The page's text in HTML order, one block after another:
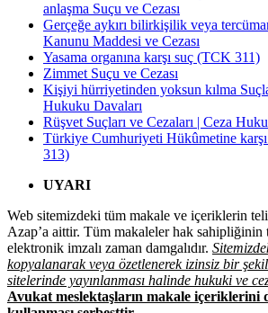
anlaşma Suçu ve Cezası
Gerçeğe aykırı bilirkişilik veya
Kanunu Maddesi ve Cezası
Yasama organına karşı suç (TCK 311)
Zimmet Suçu ve Cezası
Kişiyi hürriyetinden yoksun kılma
Hukuku Davaları
Rüşvet Suçları ve Cezaları | Ceza
Türkiye Cumhuriyeti Hükûmetine
313)
UYARI
Web sitemizdeki tüm makale ve içeriklerin
Azap’a aittir. Tüm makaleler hak sahipliğinin
elektronik imzalı zaman damgalıdır.
kopyalanarak veya özetlenerek izinsiz bir
sitelerinde yayınlanması halinde hukuki ve
Avukat meslektaşların makale içeriklerini